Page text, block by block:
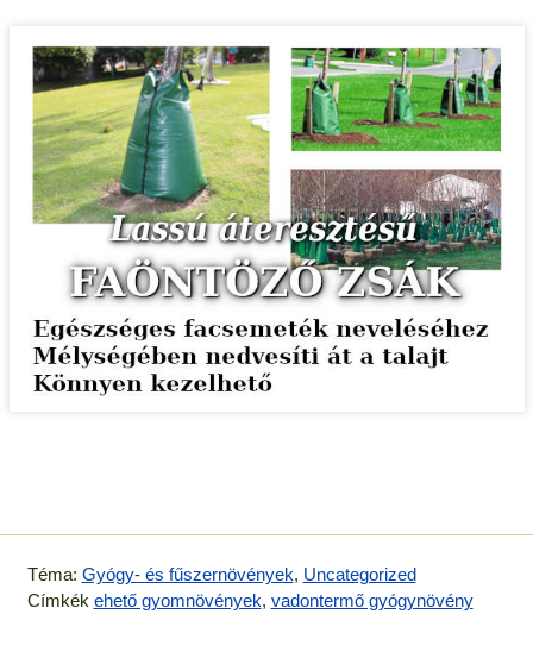
Téma: Gyógy- és fűszernövények, Uncategorized
Címkék ehető gyomnövények, vadontermő gyógynövény